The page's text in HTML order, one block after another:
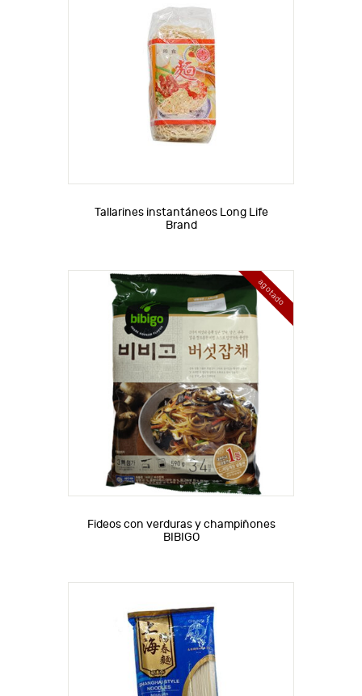
Tallarines instantáneos Long Life
Brand
agotado
Fideos con verduras y champiñones
BIBIGO